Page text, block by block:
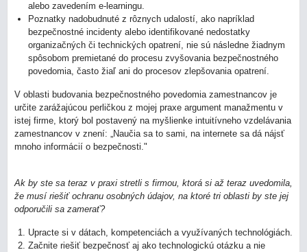
alebo zavedením e-learningu.
Poznatky nadobudnuté z rôznych udalostí, ako napríklad
bezpečnostné incidenty alebo identifikované nedostatky
organizačných či technických opatrení, nie sú následne žiadnym
spôsobom premietané do procesu zvyšovania bezpečnostného
povedomia, často žiaľ ani do procesov zlepšovania opatrení.
V oblasti budovania bezpečnostného povedomia zamestnancov je
určite zarážajúcou perličkou z mojej praxe argument manažmentu v
istej firme, ktorý bol postavený na myšlienke intuitívneho vzdelávania
zamestnancov v znení: „Naučia sa to sami, na internete sa dá nájsť
mnoho informácií o bezpečnosti."
Ak by ste sa teraz v praxi stretli s firmou, ktorá si až teraz uvedomila,
že musí riešiť ochranu osobných údajov, na ktoré tri oblasti by ste jej
odporučili sa zamerať?
Upracte si v dátach, kompetenciách a využívaných technológiách.
Začnite riešiť bezpečnosť aj ako technologickú otázku a nie